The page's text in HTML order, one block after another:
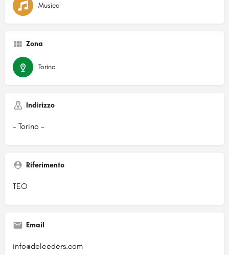
Musica
Zona
Torino
Indirizzo
- Torino -
Riferimento
TEO
Email
info@deleeders.com